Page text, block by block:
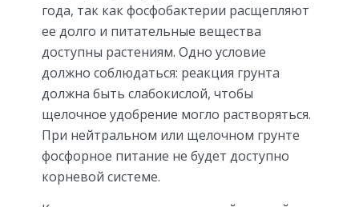
года, так как фосфобактерии расщепляют
ее долго и питательные вещества
доступны растениям. Одно условие
должно соблюдаться: реакция грунта
должна быть слабокислой, чтобы
щелочное удобрение могло растворяться.
При нейтральном или щелочном грунте
фосфорное питание не будет доступно
корневой системе.